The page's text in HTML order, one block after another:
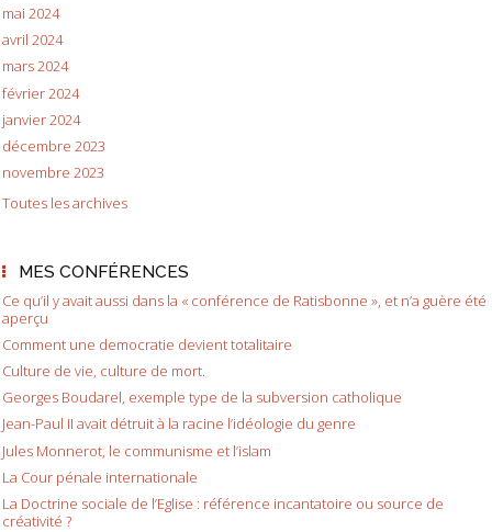
mai 2024
avril 2024
mars 2024
février 2024
janvier 2024
décembre 2023
novembre 2023
Toutes les archives
MES CONFÉRENCES
Ce qu’il y avait aussi dans la « conférence de Ratisbonne », et n’a guère été
aperçu
Comment une democratie devient totalitaire
Culture de vie, culture de mort.
Georges Boudarel, exemple type de la subversion catholique
Jean-Paul II avait détruit à la racine l’idéologie du genre
Jules Monnerot, le communisme et l’islam
La Cour pénale internationale
La Doctrine sociale de l’Eglise : référence incantatoire ou source de
créativité ?